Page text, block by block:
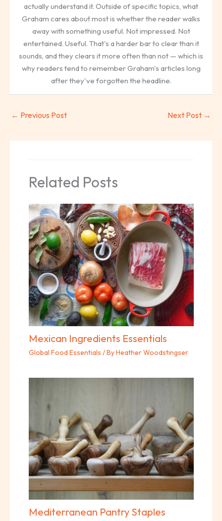
actually understand it. Outside of specific topics, what
Graham cares about most is whether the reader walks
away with something useful. Not impressed. Not
entertained. Useful. That's a harder bar to clear than it
sounds, and they clears it more often than not — which is
why readers tend to remember Graham's articles long
after they've forgotten the headline.
← Previous Post Next Post →
Related Posts
Mexican Ingredients Essentials
Global Food Essentials / ByHeather Woodstingser
Mediterranean Pantry Staples